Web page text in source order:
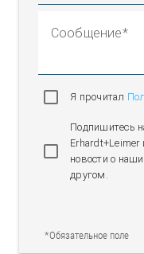
Сообщение
Я прочитал
Подпишитесь
Erhardt+Leimer
новости о
другом.
*Обязательное поле